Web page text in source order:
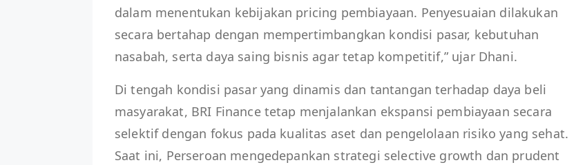
dalam menentukan kebijakan pricing pembiayaan. Penyesuaian dilakukan
secara bertahap dengan mempertimbangkan kondisi pasar, kebutuhan
nasabah, serta daya saing bisnis agar tetap kompetitif,” ujar Dhani.
Di tengah kondisi pasar yang dinamis dan tantangan terhadap daya beli
masyarakat, BRI Finance tetap menjalankan ekspansi pembiayaan secara
selektif dengan fokus pada kualitas aset dan pengelolaan risiko yang sehat.
Saat ini, Perseroan mengedepankan strategi selective growth dan prudent